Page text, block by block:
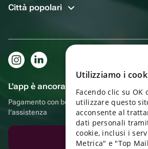
Città popolari
L'app è ancora più comoda!
Pagamento con bonus, autoconsegna,
l'assistenza
Scarica l'app
Utilizziamo i
Facendo clic su OK
utilizzare questo
acconsente al
dati personali
cookie, inclusi i
Metrica" e "Top